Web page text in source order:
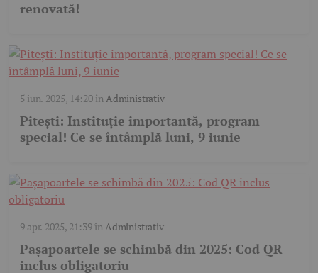
renovată!
5 iun. 2025, 14:20în Administrativ
Pitești: Instituție importantă, program
special! Ce se întâmplă luni, 9 iunie
9 apr. 2025, 21:39în Administrativ
Pașapoartele se schimbă din 2025: Cod QR
inclus obligatoriu